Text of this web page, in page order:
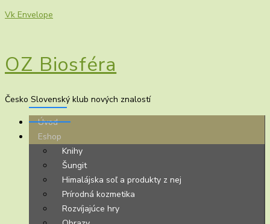
Vk Envelope
OZ Biosféra
Česko Slovenský klub nových znalostí
Úvod
Eshop
Knihy
Šungit
Himalájska soľ a produkty z nej
Prírodná kozmetika
Rozvíjajúce hry